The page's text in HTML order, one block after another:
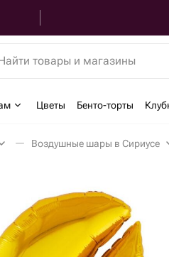
товары и магазины
Цветы Бенто-торты
Воздушные шары в Сириусе